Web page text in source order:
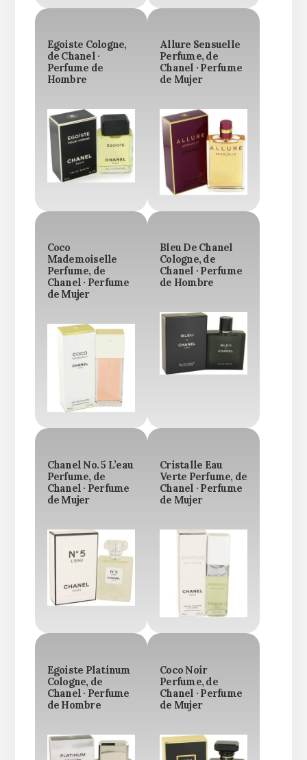
Egoiste Cologne,
de Chanel ·
Perfume de
Hombre
Allure Sensuelle
Perfume, de
Chanel · Perfume
de Mujer
Coco
Mademoiselle
Perfume, de
Chanel · Perfume
de Mujer
Bleu De Chanel
Cologne, de
Chanel · Perfume
de Hombre
Chanel No. 5 L’eau
Perfume, de
Chanel · Perfume
de Mujer
Cristalle Eau
Verte Perfume, de
Chanel · Perfume
de Mujer
Egoiste Platinum
Cologne, de
Chanel · Perfume
de Hombre
Coco Noir
Perfume, de
Chanel · Perfume
de Mujer